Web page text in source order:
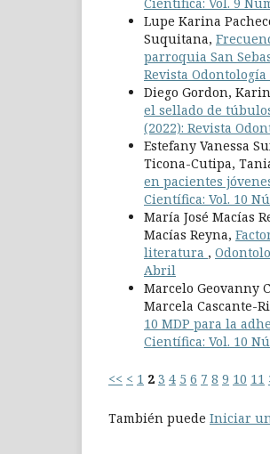
Lupe Karina
Suquitana,
parroquia San
Revista
Diego Gordon,
el sellado de
(2022): Revista
Estefany Vanessa
Ticona-Cutipa,
en pacientes
Científica: Vol. 10
María José Macías
Macías Reyna,
literatura ,
Abril
Marcelo Geovanny
Marcela Cascante-
10 MDP para la
Científica: Vol. 10
<< < 1 2 3 4 5 6 7 8 9 10 11
También puede Iniciar